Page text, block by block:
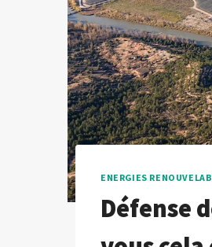
ENERGIES
Défense